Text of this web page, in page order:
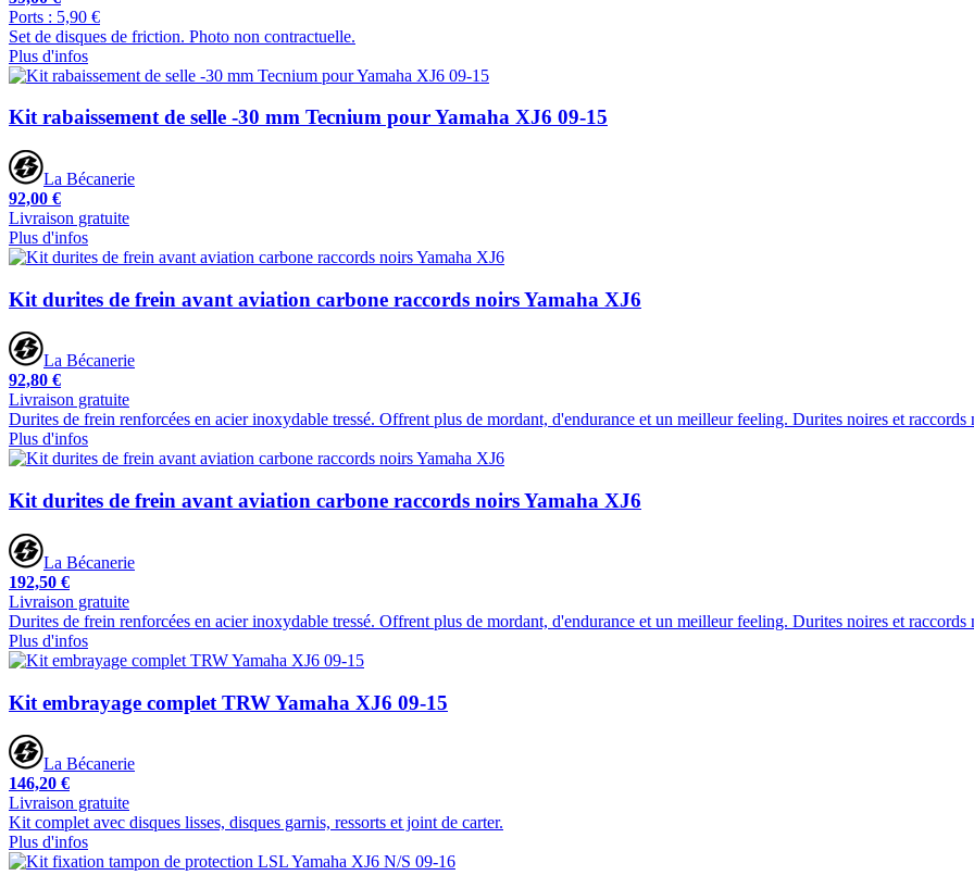
Ports : 5,90 €
Set de disques de friction. Photo non contractuelle.
Plus d'infos
Kit rabaissement de selle -30 mm Tecnium pour Yamaha XJ6 09-15
La Bécanerie
92,00 €
Livraison gratuite
Plus d'infos
Kit durites de frein avant aviation carbone raccords noirs Yamaha XJ6
La Bécanerie
92,80 €
Livraison gratuite
Durites de frein renforcées en acier inoxydable tressé. Offrent plus de mordant, d'endurance et un meilleur feeling. Durites noires et raccords
Plus d'infos
Kit durites de frein avant aviation carbone raccords noirs Yamaha XJ6
La Bécanerie
192,50 €
Livraison gratuite
Durites de frein renforcées en acier inoxydable tressé. Offrent plus de mordant, d'endurance et un meilleur feeling. Durites noires et raccords
Plus d'infos
Kit embrayage complet TRW Yamaha XJ6 09-15
La Bécanerie
146,20 €
Livraison gratuite
Kit complet avec disques lisses, disques garnis, ressorts et joint de carter.
Plus d'infos